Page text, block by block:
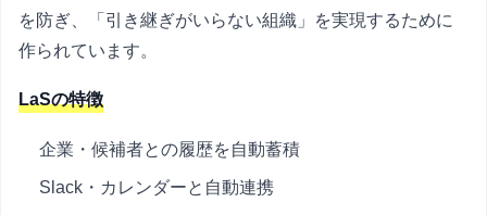
を防ぎ、「引き継ぎがいらない組織」を実現するために
作られています。
LaSの特徴
企業・候補者との履歴を自動蓄積
Slack・カレンダーと自動連携